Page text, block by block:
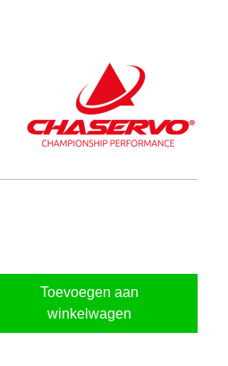
Toevoegen aan
winkelwagen